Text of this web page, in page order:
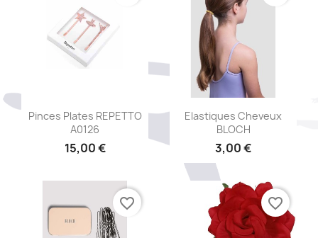
Aperçu rapide
Pinces Plates REPETTO
A0126
15,00 €
Aperçu rapide
Elastiques Cheveux
BLOCH
3,00 €
favorite_border favorite_border